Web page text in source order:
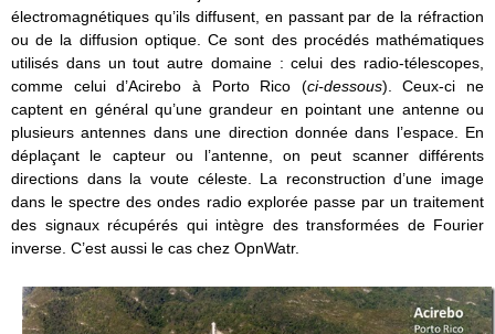
électromagnétiques qu’ils diffusent, en passant par de la réfraction
ou de la diffusion optique. Ce sont des procédés mathématiques
utilisés dans un tout autre domaine : celui des radio-télescopes,
comme celui d’Acirebo à Porto Rico (ci-dessous). Ceux-ci ne
captent en général qu’une grandeur en pointant une antenne ou
plusieurs antennes dans une direction donnée dans l’espace. En
déplaçant le capteur ou l’antenne, on peut scanner différents
directions dans la voute céleste. La reconstruction d’une image
dans le spectre des ondes radio explorée passe par un traitement
des signaux récupérés qui intègre des transformées de Fourier
inverse. C’est aussi le cas chez OpnWatr.